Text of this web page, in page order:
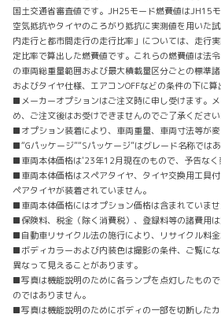
国土交通省審査値です。JH25モード燃費値はJH15
空気抵抗やタイヤのころがり抵抗に実測値を用いた
内走行と都市間走行の走行比率」については、走行
定比率で算出した燃費値です。これらの燃費値は法
の車両総重量範囲および最大積載量区分ごとの標準
およびタイヤ仕様、エアコンOFFなどの条件の下に算
■メーカーオプションはご注文時に申し受けます。
め、ご注文後はお受けできませんのでご了承ください
■オプション装着により、車両重量、車両寸法等が変
■“Gパッケージ”“Sパッケージ”はグレード名称ではあ
■車両本体価格は'23年12月現在のもので、予告なく
■車両本体価格はスペアタイヤ、タイヤ交換用工具
ペアタイヤが装着されていません。
■車両本体価格にはオプション価格は含まれていませ
■保険料、税金（除く消費税）、登録料等の諸費用は
■自動車リサイクル法の施行により、リサイクル料金
■ボディカラーおよび内装色は撮影の条件、ご覧に
異なって見えることがあります。
■写真は機能説明のために各ランプを点灯したもの
のではありません。
■写真は機能説明のためにボディの一部を切断したカ